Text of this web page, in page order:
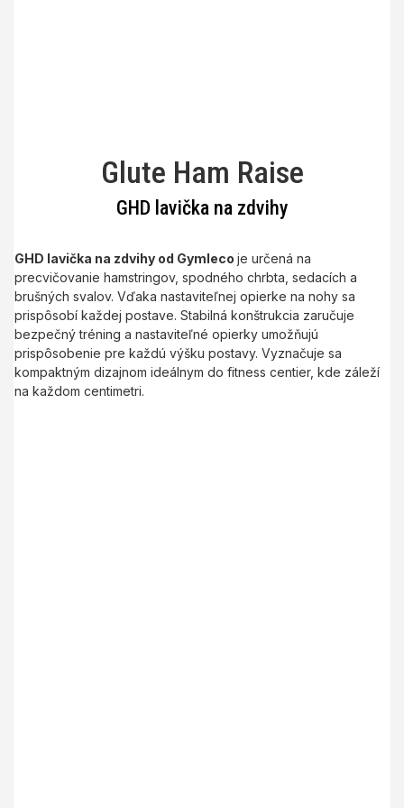
Glute Ham Raise
GHD lavička na zdvihy
GHD lavička na zdvihy od Gymleco je určená na
precvičovanie hamstringov, spodného chrbta, sedacích a
brušných svalov. Vďaka nastaviteľnej opierke na nohy sa
prispôsobí každej postave. Stabilná konštrukcia zaručuje
bezpečný tréning a nastaviteľné opierky umožňujú
prispôsobenie pre každú výšku postavy. Vyznačuje sa
kompaktným dizajnom ideálnym do fitness centier, kde záleží
na každom centimetri.